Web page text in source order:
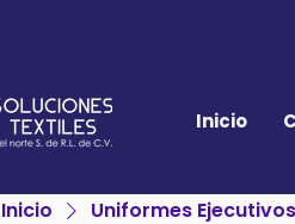
Inicio
Inicio Uniformes Ejecutivos